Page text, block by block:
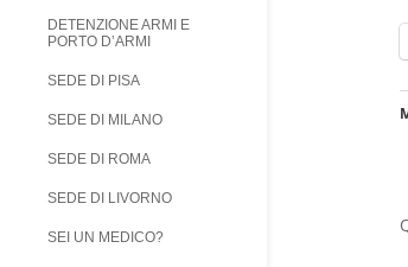
DETENZIONE ARMI E
PORTO D’ARMI
SEDE DI PISA
SEDE DI MILANO
SEDE DI ROMA
SEDE DI LIVORNO
SEI UN MEDICO?